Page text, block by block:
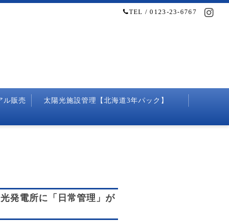
TEL / 0123-23-6767
ル販売
太陽光施設管理【北海道3年パック】
発電所に「日常管理」が